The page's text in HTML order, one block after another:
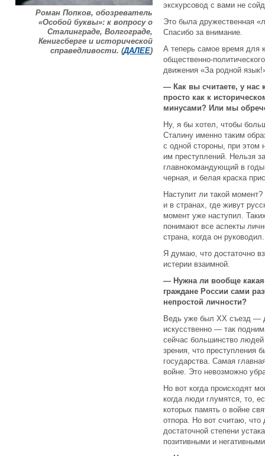
Роман Попков, обозреватель
«Особой буквы»: к вопросу о
Сталинграде, Волгограде,
Кенигсберге и исторической
справедливости. (ДАЛЕЕ)
экскурсовод с вами не
Это была дружественная
Спасибо за внимание.
А теперь самое время для
общественно-
движения «За родной
— Как вы считаете, у нас
просто как к
минусами? Или мы
Ну, я бы хотел, чтобы
Сталину именно таким
с одной стороны, при этом
им преступлений. Нельзя
главнокомандующий в
черная, и белая краска
Наступит ли такой
и в странах, где живут
момент уже наступил.
понимают все аспекты
страна, когда он руководил.
Я думаю, что достаточно
истерии взаимной.
— Нужна ли вообще
граждане России сами
непростой личности?
Ведь уже был XX съезд —
искусственно — так
сейчас большинство
зрения, что преступления
государства. Самая
войне. Это невозможно
Но вот когда происходят
когда люди глумятся, то,
которых память о войне
отпора. Но вот считаю,
достаточной степени
позитивными и